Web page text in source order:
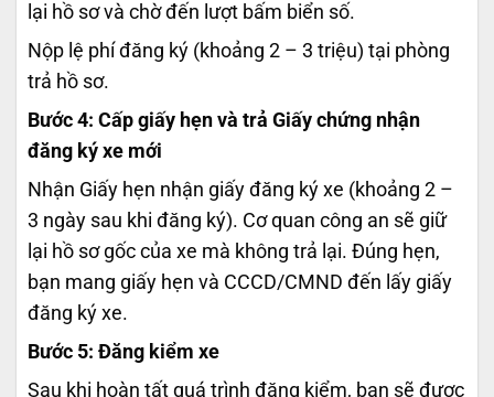
lại hồ sơ và chờ đến lượt bấm biển số.
Nộp lệ phí đăng ký (khoảng 2 – 3 triệu) tại phòng
trả hồ sơ.
Bước 4: Cấp giấy hẹn và trả Giấy chứng nhận
đăng ký xe mới
Nhận Giấy hẹn nhận giấy đăng ký xe (khoảng 2 –
3 ngày sau khi đăng ký). Cơ quan công an sẽ giữ
lại hồ sơ gốc của xe mà không trả lại. Đúng hẹn,
bạn mang giấy hẹn và CCCD/CMND đến lấy giấy
đăng ký xe.
Bước 5: Đăng kiểm xe
Sau khi hoàn tất quá trình đăng kiểm, bạn sẽ được